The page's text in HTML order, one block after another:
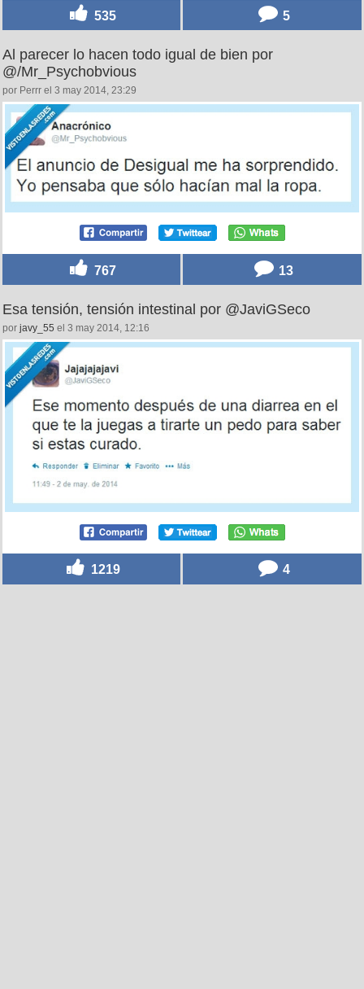
535
Al parecer lo hacen todo igual de bien por
@/Mr_Psychobvious
por Perrr el 3 may 2014, 23:29
767 13
Esa tensión, tensión intestinal por @JaviGSeco
porjavy_55el 3 may 2014, 12:16